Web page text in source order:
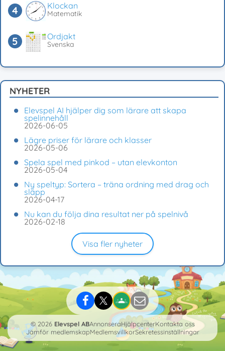
Klockan
Matematik
Ordjakt
Svenska
NYHETER
Elevspel AI hjälper dig som lärare att skapa
spelinnehåll
2026-06-05
Lägre priser för lärare och klasser
2026-05-06
Spela spel med pinkod – utan elevkonton
2026-05-04
Ny speltyp: Sortera – träna ordning med drag och
släpp
2026-04-17
Nu kan du följa dina resultat ner på spelnivå
2026-02-18
Visa fler nyheter
© 2026 Elevspel ABAnnonseraHjälpcenterKontakta oss
Jämför medlemskapMedlemsvillkorSekretessinställningar